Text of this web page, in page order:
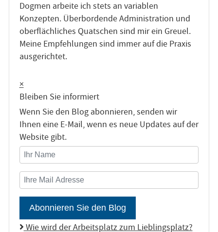
Dogmen arbeite ich stets an variablen
Konzepten. Überbordende Administration und
oberflächliches Quatschen sind mir ein Greuel.
Meine Empfehlungen sind immer auf die Praxis
ausgerichtet.
×
Bleiben Sie informiert
Wenn Sie den Blog abonnieren, senden wir
Ihnen eine E-Mail, wenn es neue Updates auf der
Website gibt.
Ihr Name
Ihre Mail Adresse
Abonnieren Sie den Blog
Wie wird der Arbeitsplatz zum Lieblingsplatz?